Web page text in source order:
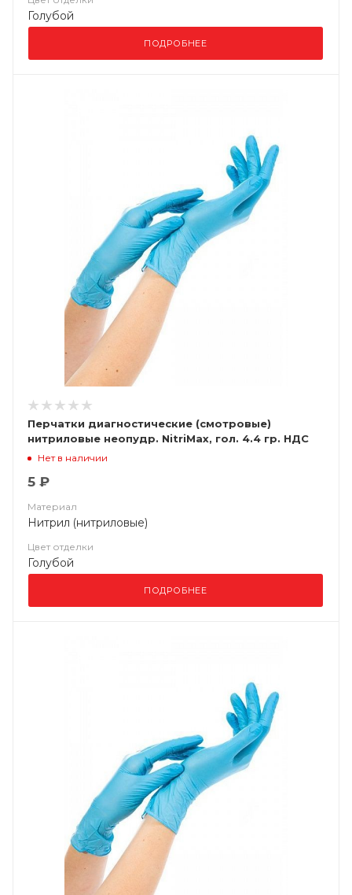
Голубой
ПОДРОБНЕЕ
Перчатки диагностические (смотровые)
нитриловые неопудр. NitriMax, гол. 4.4 гр. НДС
(10%)
Нет в наличии
5 ₽
Материал
Нитрил (нитриловые)
Цвет отделки
Голубой
ПОДРОБНЕЕ